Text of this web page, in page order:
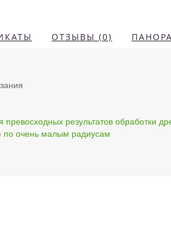
ОТЗЫВЫ (0)
превосходных результатов обработки
по очень малым радиусам